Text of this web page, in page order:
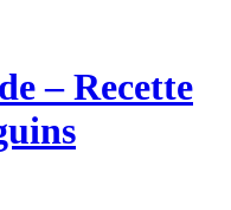
– Recette